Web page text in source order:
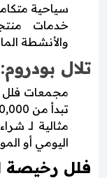
سياحية متكاملة،
خدمات
والأنشطة
تلال
مجمعات فلل
تبدأ من 600,000 دولار.
مثالية لـ
اليومي أو
فلل رخيصة